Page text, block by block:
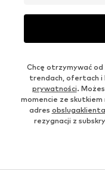
Chcę otrzymywać
trendach, ofertach i
prywatności.
momencie ze skutkiem
adres
rezygnacji z